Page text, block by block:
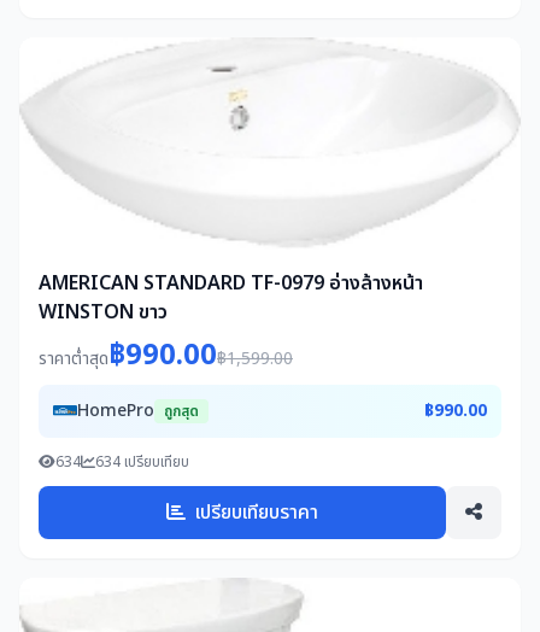
AMERICAN STANDARD TF-0979 อ่างล้างหน้า
WINSTON ขาว
ราคาต่ำสุด฿990.00฿1,599.00
HomePro ถูกสุด ฿990.00
634 634 เปรียบเทียบ
เปรียบเทียบราคา